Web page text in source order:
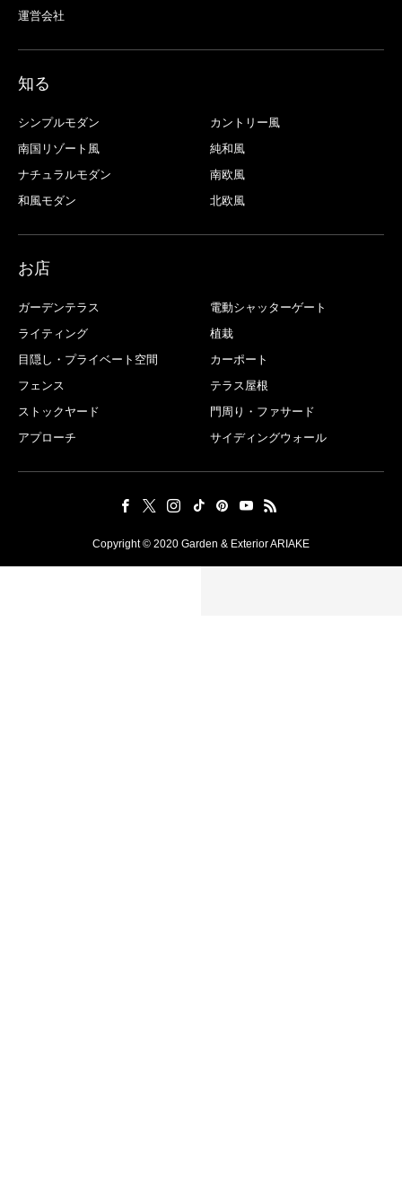
運営会社
知る
シンプルモダン
カントリー風
南国リゾート風
純和風
ナチュラルモダン
南欧風
和風モダン
北欧風
お店
ガーデンテラス
電動シャッターゲート
ライティング
植栽
目隠し・プライベート空間
カーポート
フェンス
テラス屋根
ストックヤード
門周り・ファサード
アプローチ
サイディングウォール
Copyright © 2020 Garden & Exterior ARIAKE